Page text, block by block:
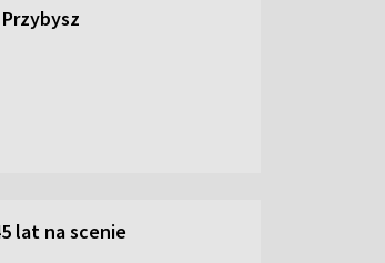
lat na scenie